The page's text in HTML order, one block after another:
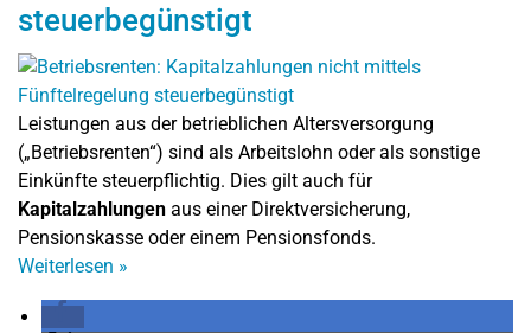
steuerbegünstigt
Leistungen aus der betrieblichen Altersversorgung
(„Betriebsrenten“) sind als Arbeitslohn oder als sonstige
Einkünfte steuerpflichtig. Dies gilt auch für
Kapitalzahlungen aus einer Direktversicherung,
Pensionskasse oder einem Pensionsfonds.
Weiterlesen »